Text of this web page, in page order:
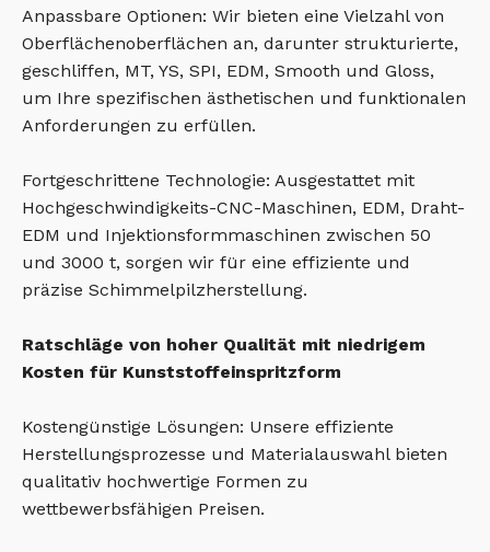
Anpassbare Optionen: Wir bieten eine Vielzahl von
Oberflächenoberflächen an, darunter strukturierte,
geschliffen, MT, YS, SPI, EDM, Smooth und Gloss,
um Ihre spezifischen ästhetischen und funktionalen
Anforderungen zu erfüllen.
Fortgeschrittene Technologie: Ausgestattet mit
Hochgeschwindigkeits-CNC-Maschinen, EDM, Draht-
EDM und Injektionsformmaschinen zwischen 50
und 3000 t, sorgen wir für eine effiziente und
präzise Schimmelpilzherstellung.
Ratschläge von hoher Qualität mit niedrigem
Kosten für Kunststoffeinspritzform
Kostengünstige Lösungen: Unsere effiziente
Herstellungsprozesse und Materialauswahl bieten
qualitativ hochwertige Formen zu
wettbewerbsfähigen Preisen.